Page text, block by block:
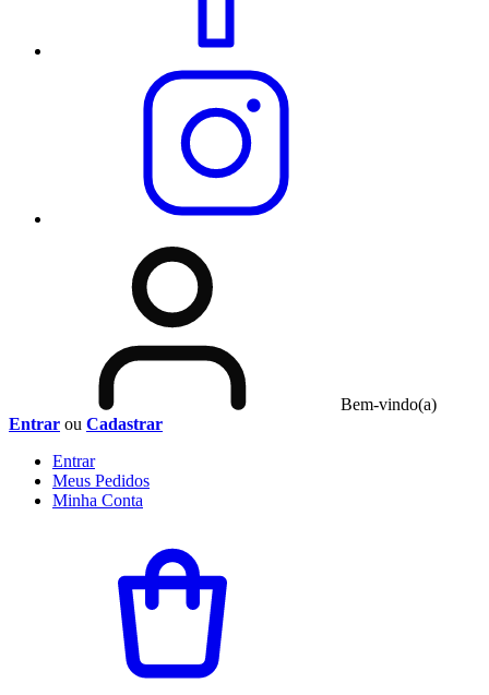
Bem-vindo(a)
Entrar ou Cadastrar
Entrar
Meus Pedidos
Minha Conta